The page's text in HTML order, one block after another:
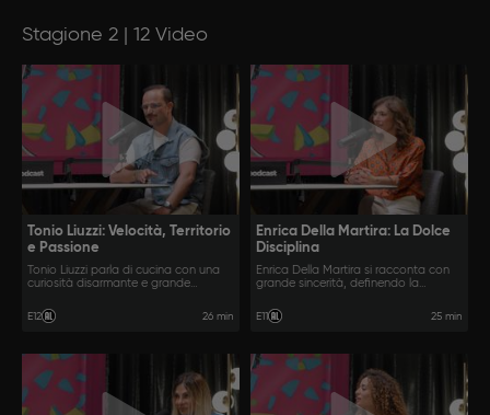
Stagione 2 | 12 Video
Tonio Liuzzi: Velocità, Territorio
e Passione
Tonio Liuzzi parla di cucina con una
curiosità disarmante e grande
identità e adrenalina della
sperimentazione.
E12 26 min
Enrica Della Martira: La Dolce
Disciplina
Enrica Della Martira si racconta con
grande sincerità, definendo la
equilibrio tra rigore e pura emozione.
E11 25 min